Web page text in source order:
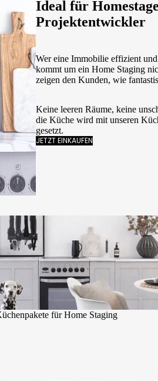
Ideal für
Projektentwickler
Wer eine Immobilie effizient
kommt um ein Home Staging
zeigen den Kunden, wie
Keine leeren Räume, keine
die Küche wird mit unseren
gesetzt.
JETZT EINKAUFEN
für Home Staging